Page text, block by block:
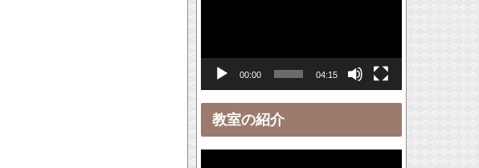
レ
ヤ
ー
00:00 04:15
教室の紹介